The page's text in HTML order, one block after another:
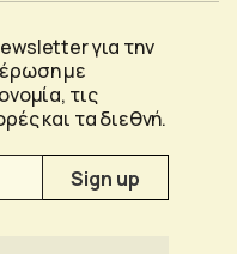
για την
με
τις
και τα διεθνή.